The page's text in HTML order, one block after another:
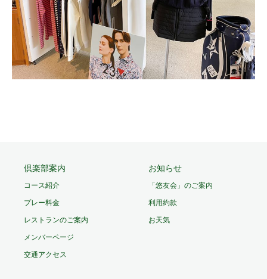
倶楽部案内
コース紹介
プレー料金
レストランのご案内
メンバーページ
交通アクセス
お知らせ
「悠友会」のご案内
利用約款
お天気